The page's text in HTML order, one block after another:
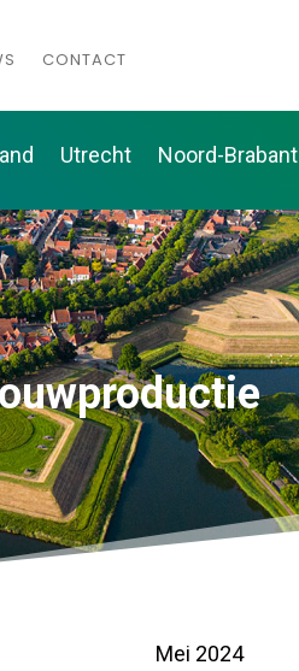
CONTACT
Utrecht Noord-Brabant
Mei 2024